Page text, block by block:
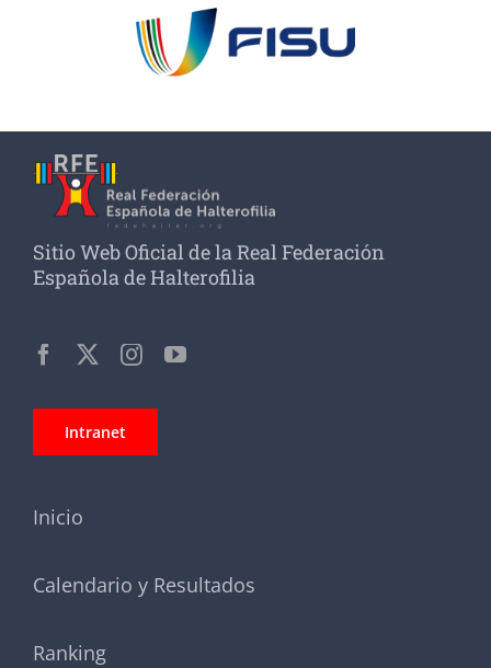
Sitio Web Oficial de la Real Federación
Española de Halterofilia
Intranet
Inicio
Calendario y Resultados
Ranking